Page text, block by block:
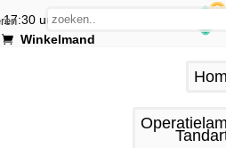
17:30 uur
Winkelmand
0